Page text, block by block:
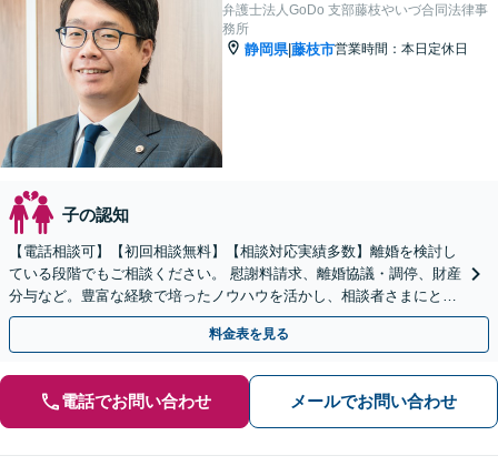
弁護士法人GoDo 支部藤枝やいづ合同法律事
務所
静岡県|藤枝市営業時間：本日定休日
子の認知
【電話相談可】【初回相談無料】【相談対応実績多数】離婚を検討し
ている段階でもご相談ください。 慰謝料請求、離婚協議・調停、財産
分与など。豊富な経験で培ったノウハウを活かし、相談者さまにとっ
て最善の解決を目指します
料金表を見る
電話でお問い合わせ メールでお問い合わせ